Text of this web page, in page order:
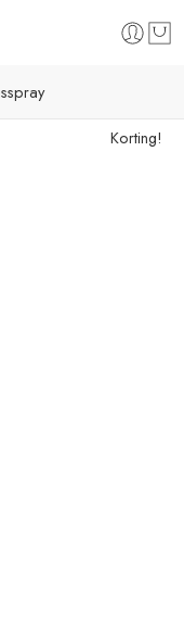
Korting!